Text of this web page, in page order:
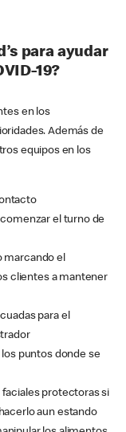
para ayudar
19?
en los
Además de
equipos en los
el turno de
marcando el
clientes a mantener
para el
puntos donde se
protectoras si
aun estando